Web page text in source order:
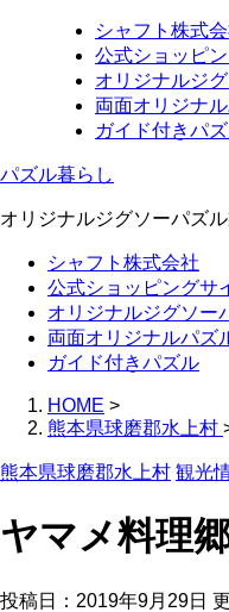
シャフト株式
公式ショッピ
オリジナルジ
両面オリジナ
ガイド付きパ
パズル暮らし
オリジナルジグソーパズ
シャフト株式会社
公式ショッピングサ
オリジナルジグソー
両面オリジナルパズ
ガイド付きパズル
HOME >
熊本県球磨郡水上村
熊本県球磨郡水上村 観光
ヤマメ料理
投稿日：2019年9月29日 更